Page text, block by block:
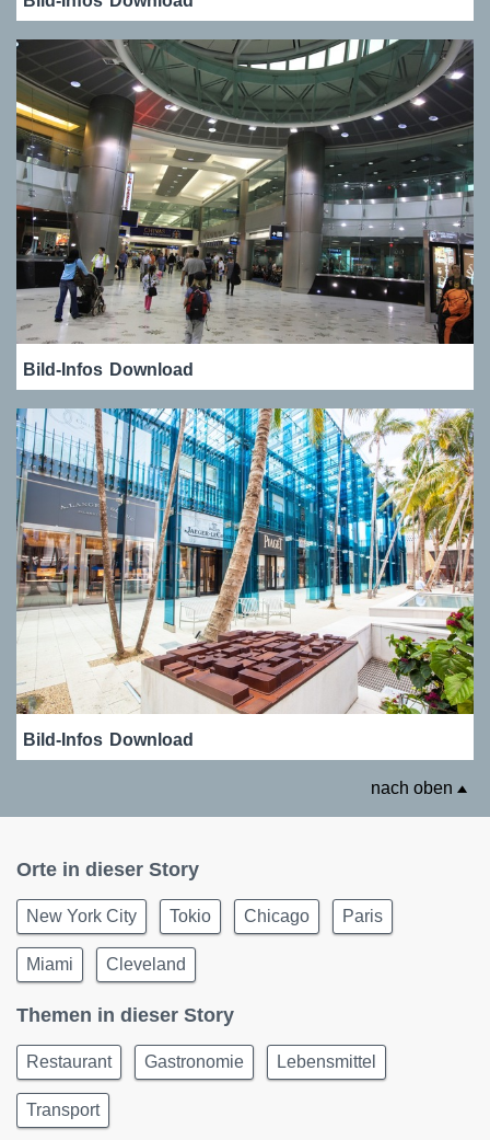
Bild-Infos Download
Bild-Infos Download
nach oben
Orte in dieser Story
New York City Tokio Chicago Paris
Miami Cleveland
Themen in dieser Story
Restaurant Gastronomie Lebensmittel
Transport